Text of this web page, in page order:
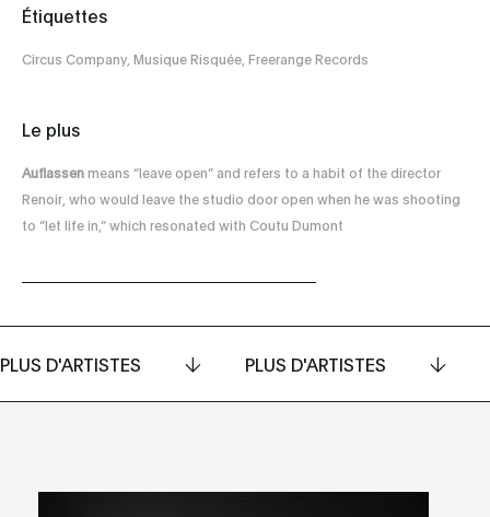
Étiquettes
Circus Company, Musique Risquée, Freerange Records
Le plus
Auflassen means “leave open” and refers to a habit of the director
Renoir, who would leave the studio door open when he was shooting
to “let life in,” which resonated with Coutu Dumont
PLUS D'ARTISTES PLUS D'ARTISTES